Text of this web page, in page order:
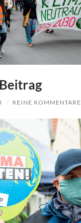
/ KEINE KOMMENTARE